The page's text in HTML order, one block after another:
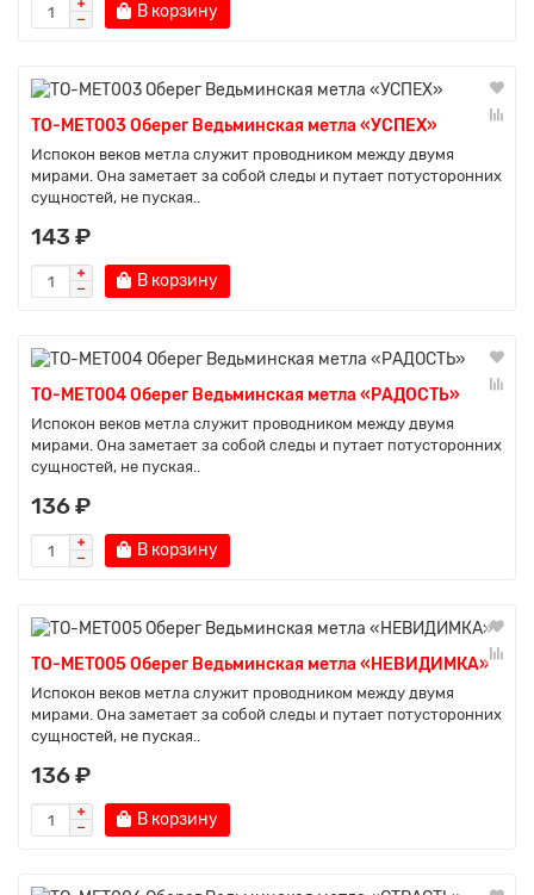
В корзину
TO-MET003 Оберег Ведьминская метла «УСПЕХ»
Испокон веков метла служит проводником между двумя
мирами. Она заметает за собой следы и путает потусторонних
сущностей, не пуская..
143 ₽
В корзину
TO-MET004 Оберег Ведьминская метла «РАДОСТЬ»
Испокон веков метла служит проводником между двумя
мирами. Она заметает за собой следы и путает потусторонних
сущностей, не пуская..
136 ₽
В корзину
TO-MET005 Оберег Ведьминская метла «НЕВИДИМКА»
Испокон веков метла служит проводником между двумя
мирами. Она заметает за собой следы и путает потусторонних
сущностей, не пуская..
136 ₽
В корзину